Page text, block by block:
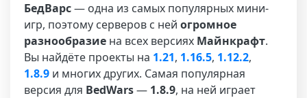
БедВарс— одна из самых популярных мини-
игр, поэтому серверов с ней огромное
разнообразие на всех версиях Майнкрафт.
Вы найдёте проекты на 1.21, 1.16.5, 1.12.2,
1.8.9 и многих других. Самая популярная
версия для BedWars— 1.8.9, на ней играет